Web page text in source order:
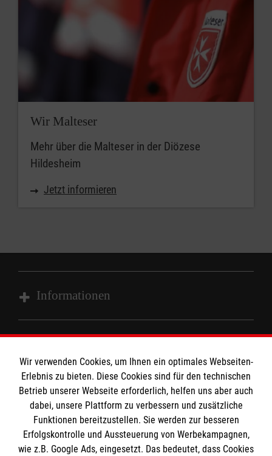
Wir Malteser
Mehr über die Malteser in der Diözese
Hildesheim
Jetzt informieren
Informationen
Impressum
Datenschutz
Barrierefreiheit
Kontakt
Presse
Den Beauftragten für Medizinproduktesicherheit
im Malteser Rettungsdienst und den
Einsatzdiensten der Malteser können Sie unter
gmb_mpg@malteser.org
kontaktieren.
Die Malteser
Wir verwenden Cookies, um Ihnen ein optimales Webseiten-
Erlebnis zu bieten. Diese Cookies sind für den technischen
Betrieb unserer Webseite erforderlich, helfen uns aber auch
dabei, unsere Plattform zu verbessern und zusätzliche
Funktionen bereitzustellen. Sie werden zur besseren
Erfolgskontrolle und Aussteuerung von Werbekampagnen,
wie z.B. Google Ads, eingesetzt. Das bedeutet, dass Cookies